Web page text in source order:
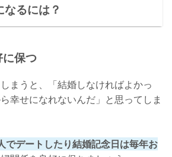
るには？
保つ
まうと、「結婚しなければよかっ
幸せになれないんだ」と思ってしま
でデートしたり結婚記念日は毎年お